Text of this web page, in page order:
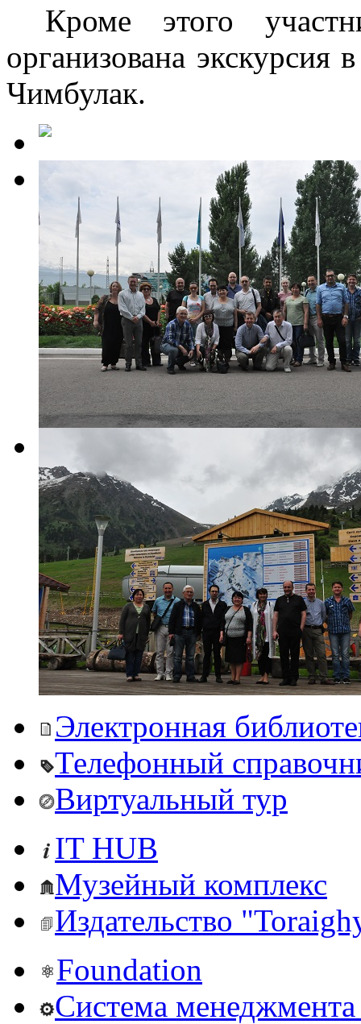
Кроме этого
организована
Чимбулак.
Электронная
Телефонный
Виртуальный тур
IT HUB
Музейный комплекс
Издательство
Foundation
Система менеджмента